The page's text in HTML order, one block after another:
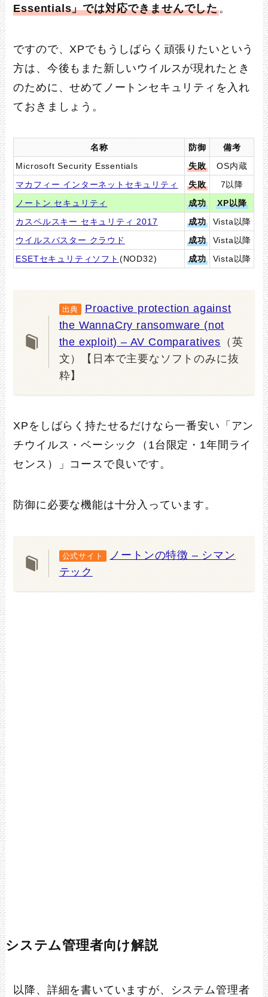
Essentials」では対応できませんでした。
ですので、XPでもうしばらく頑張りたいという
方は、今後もまた新しいウイルスが現れたとき
のために、せめてノートンセキュリティを入れ
ておきましょう。
名称 防御
備考
Microsoft Security Essentials
失敗
OS内蔵
マカフィー インターネットセキュリティ
失敗
7以降
ノートン セキュリティ
成功
XP以降
カスペルスキー セキュリティ 2017
成功
Vista以降
ウイルスバスター クラウド
成功
Vista以降
ESETセキュリティソフト (NOD32) 成功 Vista以降
出典
Proactive protection against
the WannaCry ransomware (not
the exploit) – AV Comparatives （英
文）【日本で主要なソフトのみに抜
粋】
XPをしばらく持たせるだけなら一番安い「アン
チウイルス・ベーシック（1台限定・1年間ライ
センス）」コースで良いです。
防御に必要な機能は十分入っています。
公式サイト
ノートンの特徴 – シマン
テック
システム管理者向け解説
以降、詳細を書いていますが、システム管理者